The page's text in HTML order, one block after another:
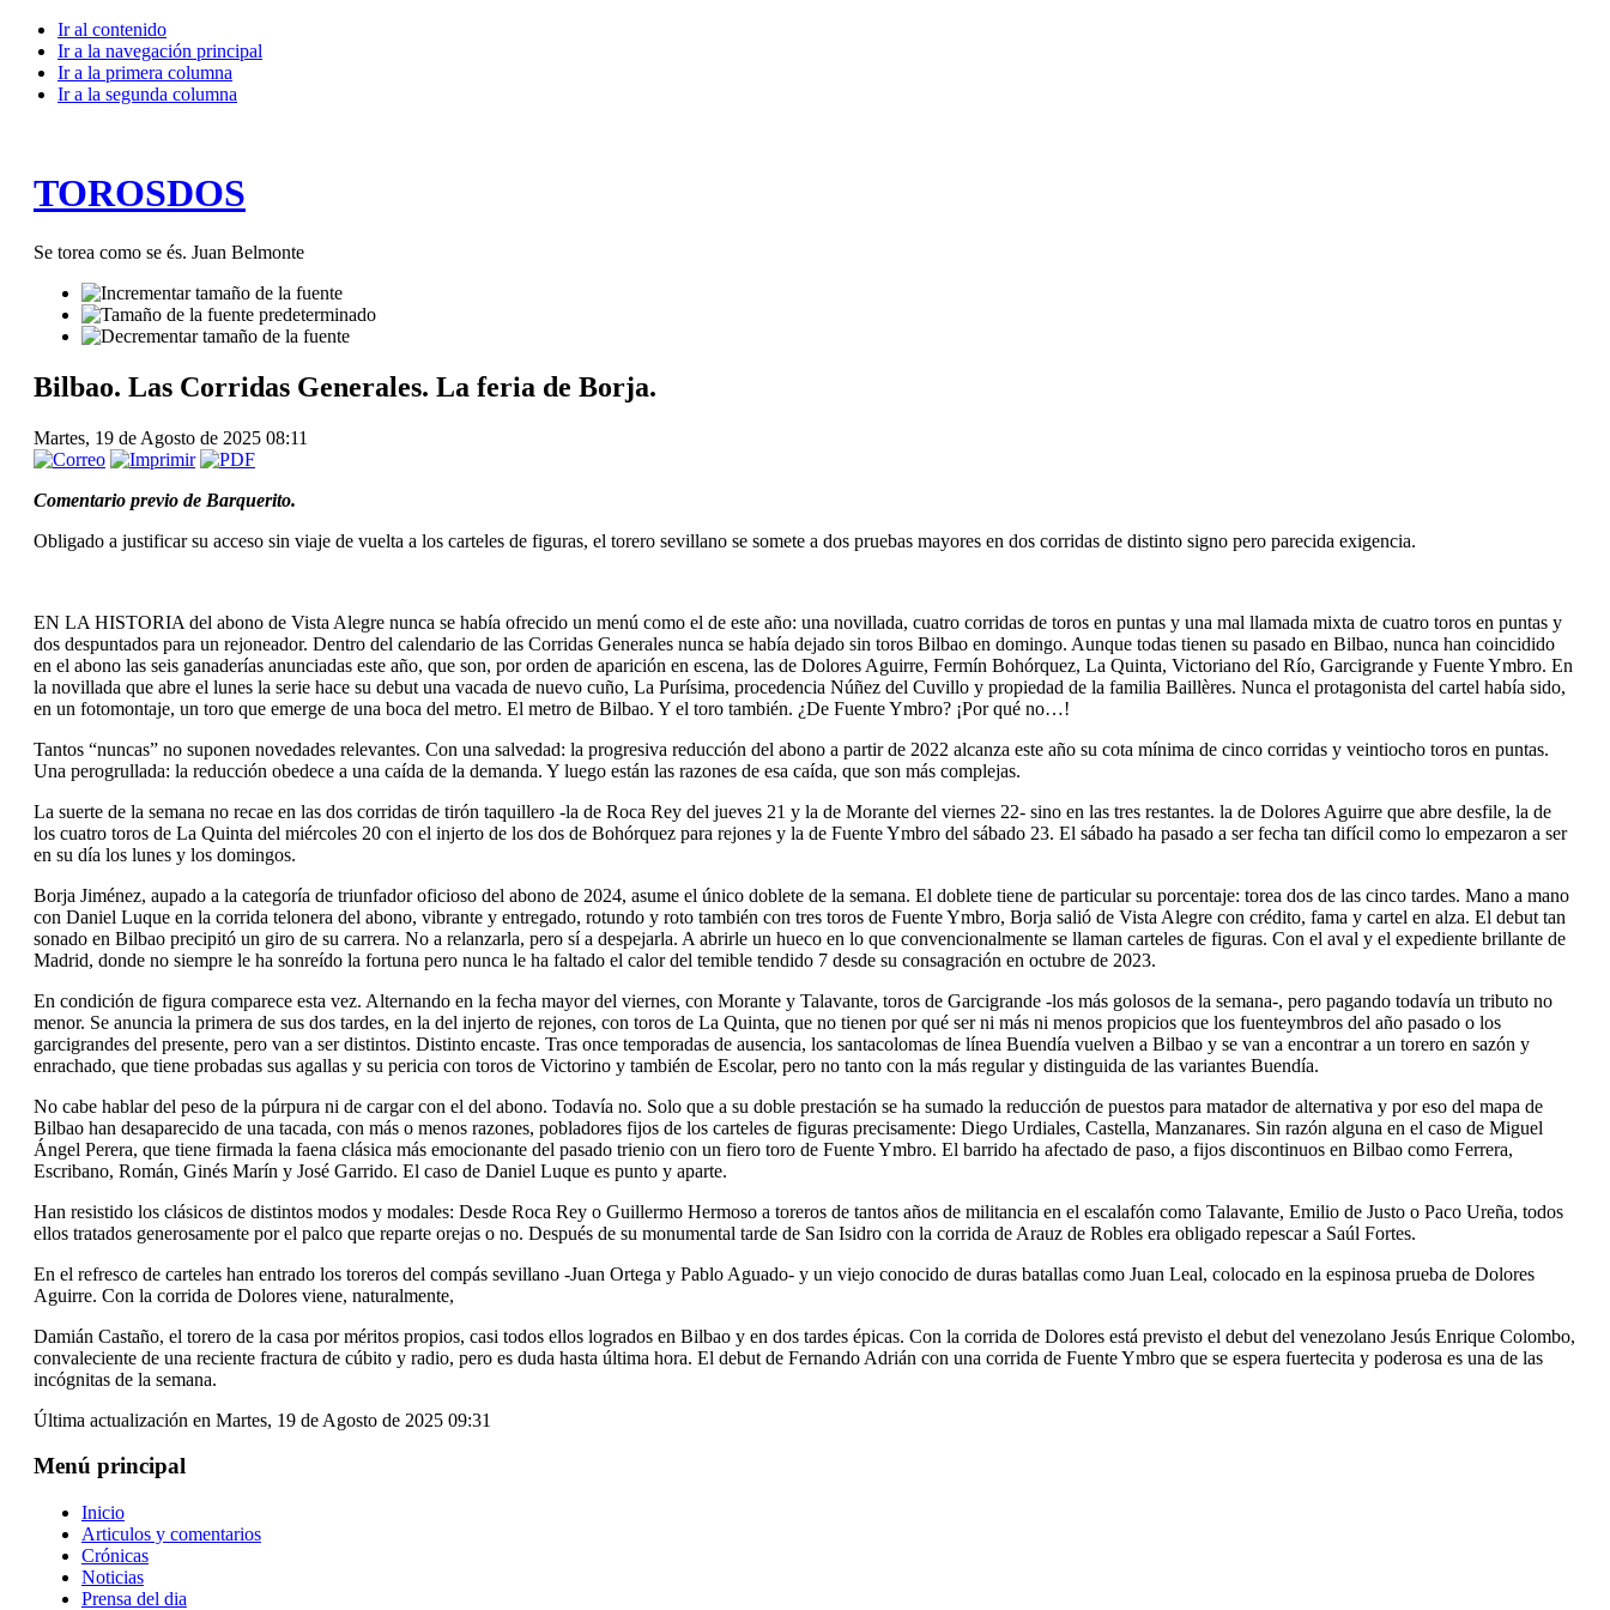
Ir al contenido
Ir a la navegación principal
Ir a la primera columna
Ir a la segunda columna
TOROSDOS
Se torea como se és. Juan Belmonte
Bilbao. Las Corridas Generales. La feria de Borja.
Martes, 19 de Agosto de 2025 08:11
Comentario previo de Barquerito.
Obligado a justificar su acceso sin viaje de vuelta a los carteles de figuras, el torero sevillano se somete a dos pruebas mayores en dos corridas de distinto signo pero parecida exigencia.
EN LA HISTORIA del abono de Vista Alegre nunca se había ofrecido un menú como el de este año: una novillada, cuatro corridas de toros en puntas y una mal llamada mixta de cuatro toros en puntas y
dos despuntados para un rejoneador. Dentro del calendario de las Corridas Generales nunca se había dejado sin toros Bilbao en domingo. Aunque todas tienen su pasado en Bilbao, nunca han coincidido
en el abono las seis ganaderías anunciadas este año, que son, por orden de aparición en escena, las de Dolores Aguirre, Fermín Bohórquez, La Quinta, Victoriano del Río, Garcigrande y Fuente Ymbro. En
la novillada que abre el lunes la serie hace su debut una vacada de nuevo cuño, La Purísima, procedencia Núñez del Cuvillo y propiedad de la familia Baillères. Nunca el protagonista del cartel había sido,
en un fotomontaje, un toro que emerge de una boca del metro. El metro de Bilbao. Y el toro también. ¿De Fuente Ymbro? ¡Por qué no…!
Tantos “nuncas” no suponen novedades relevantes. Con una salvedad: la progresiva reducción del abono a partir de 2022 alcanza este año su cota mínima de cinco corridas y veintiocho toros en puntas.
Una perogrullada: la reducción obedece a una caída de la demanda. Y luego están las razones de esa caída, que son más complejas.
La suerte de la semana no recae en las dos corridas de tirón taquillero -la de Roca Rey del jueves 21 y la de Morante del viernes 22- sino en las tres restantes. la de Dolores Aguirre que abre desfile, la de
los cuatro toros de La Quinta del miércoles 20 con el injerto de los dos de Bohórquez para rejones y la de Fuente Ymbro del sábado 23. El sábado ha pasado a ser fecha tan difícil como lo empezaron a ser
en su día los lunes y los domingos.
Borja Jiménez, aupado a la categoría de triunfador oficioso del abono de 2024, asume el único doblete de la semana. El doblete tiene de particular su porcentaje: torea dos de las cinco tardes. Mano a mano
con Daniel Luque en la corrida telonera del abono, vibrante y entregado, rotundo y roto también con tres toros de Fuente Ymbro, Borja salió de Vista Alegre con crédito, fama y cartel en alza. El debut tan
sonado en Bilbao precipitó un giro de su carrera. No a relanzarla, pero sí a despejarla. A abrirle un hueco en lo que convencionalmente se llaman carteles de figuras. Con el aval y el expediente brillante de
Madrid, donde no siempre le ha sonreído la fortuna pero nunca le ha faltado el calor del temible tendido 7 desde su consagración en octubre de 2023.
En condición de figura comparece esta vez. Alternando en la fecha mayor del viernes, con Morante y Talavante, toros de Garcigrande -los más golosos de la semana-, pero pagando todavía un tributo no
menor. Se anuncia la primera de sus dos tardes, en la del injerto de rejones, con toros de La Quinta, que no tienen por qué ser ni más ni menos propicios que los fuenteymbros del año pasado o los
garcigrandes del presente, pero van a ser distintos. Distinto encaste. Tras once temporadas de ausencia, los santacolomas de línea Buendía vuelven a Bilbao y se van a encontrar a un torero en sazón y
enrachado, que tiene probadas sus agallas y su pericia con toros de Victorino y también de Escolar, pero no tanto con la más regular y distinguida de las variantes Buendía.
No cabe hablar del peso de la púrpura ni de cargar con el del abono. Todavía no. Solo que a su doble prestación se ha sumado la reducción de puestos para matador de alternativa y por eso del mapa de
Bilbao han desaparecido de una tacada, con más o menos razones, pobladores fijos de los carteles de figuras precisamente: Diego Urdiales, Castella, Manzanares. Sin razón alguna en el caso de Miguel
Ángel Perera, que tiene firmada la faena clásica más emocionante del pasado trienio con un fiero toro de Fuente Ymbro. El barrido ha afectado de paso, a fijos discontinuos en Bilbao como Ferrera,
Escribano, Román, Ginés Marín y José Garrido. El caso de Daniel Luque es punto y aparte.
Han resistido los clásicos de distintos modos y modales: Desde Roca Rey o Guillermo Hermoso a toreros de tantos años de militancia en el escalafón como Talavante, Emilio de Justo o Paco Ureña, todos
ellos tratados generosamente por el palco que reparte orejas o no. Después de su monumental tarde de San Isidro con la corrida de Arauz de Robles era obligado repescar a Saúl Fortes.
En el refresco de carteles han entrado los toreros del compás sevillano -Juan Ortega y Pablo Aguado- y un viejo conocido de duras batallas como Juan Leal, colocado en la espinosa prueba de Dolores
Aguirre. Con la corrida de Dolores viene, naturalmente,
Damián Castaño, el torero de la casa por méritos propios, casi todos ellos logrados en Bilbao y en dos tardes épicas. Con la corrida de Dolores está previsto el debut del venezolano Jesús Enrique Colombo,
convaleciente de una reciente fractura de cúbito y radio, pero es duda hasta última hora. El debut de Fernando Adrián con una corrida de Fuente Ymbro que se espera fuertecita y poderosa es una de las
incógnitas de la semana.
Última actualización en Martes, 19 de Agosto de 2025 09:31
Menú principal
Inicio
Articulos y comentarios
Crónicas
Noticias
Prensa del dia